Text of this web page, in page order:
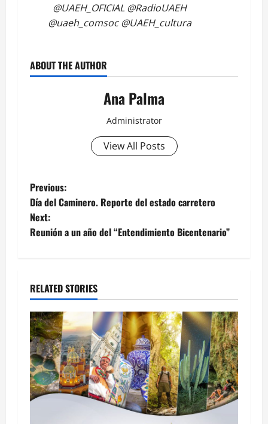
@UAEH_OFICIAL @RadioUAEH
@uaeh_comsoc @UAEH_cultura
ABOUT THE AUTHOR
Ana Palma
Administrator
View All Posts
Post
navigation
Previous:
Día del Caminero. Reporte del estado carretero
Next:
Reunión a un año del “Entendimiento Bicentenario”
RELATED STORIES